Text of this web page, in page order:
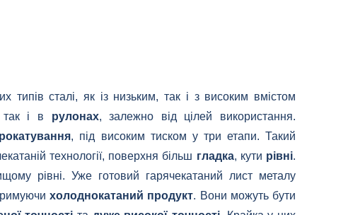
типів сталі, як із низьким, так і з високим вмістом
і в рулонах, залежно від цілей використання.
, під високим тиском у три етапи. Такий
технології, поверхня більш гладка, кути рівні.
рівні. Уже готовий гарячекатаний лист металу
холоднокатаний продукт. Вони можуть бути